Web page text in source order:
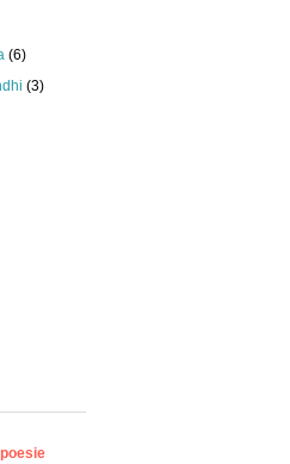
(6)
(3)